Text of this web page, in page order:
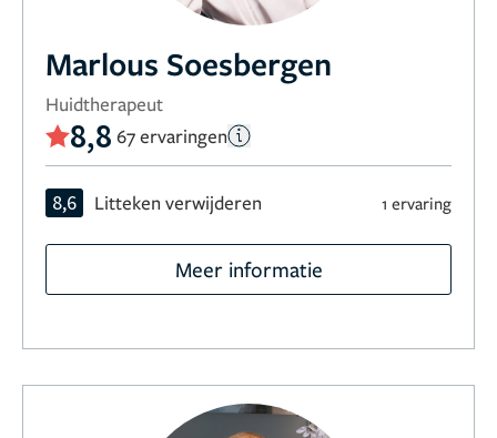
Marlous Soesbergen
Huidtherapeut
8,8 67 ervaringen
8,6 Litteken verwijderen 1 ervaring
Meer informatie